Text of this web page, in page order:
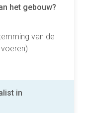
het gebouw?
van de
in